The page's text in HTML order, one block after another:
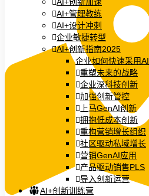
AI+管理教练
AI+设计冲刺
企业敏捷转型
AI+创新指南2025
企业如何快速采用AI
重塑未来的战略
企业深科技创新
加强创新管控
上马GenAI创新
拥抱低成本创新
重构营销增长组织
社区驱动私域增长
营销GenAI应用
产品驱动销售PLS
导入创新运营
AI+创新训练营